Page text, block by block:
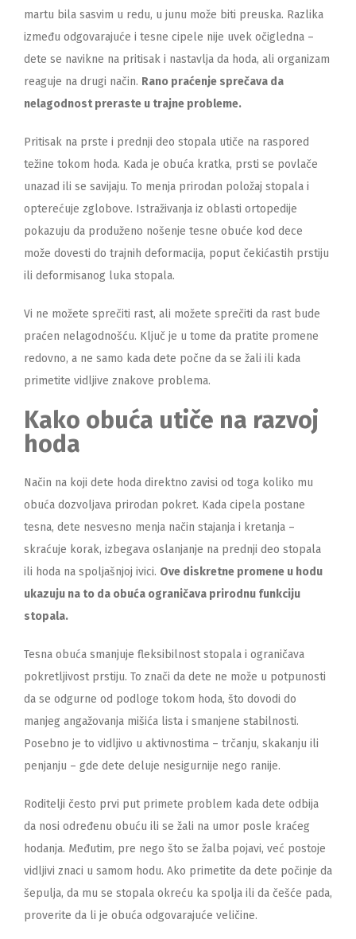
martu bila sasvim u redu, u junu može biti preuska. Razlika
između odgovarajuće i tesne cipele nije uvek očigledna –
dete se navikne na pritisak i nastavlja da hoda, ali organizam
reaguje na drugi način. Rano praćenje sprečava da
nelagodnost preraste u trajne probleme.
Pritisak na prste i prednji deo stopala utiče na raspored
težine tokom hoda. Kada je obuća kratka, prsti se povlače
unazad ili se savijaju. To menja prirodan položaj stopala i
opterećuje zglobove. Istraživanja iz oblasti ortopedije
pokazuju da produženo nošenje tesne obuće kod dece
može dovesti do trajnih deformacija, poput čekićastih prstiju
ili deformisanog luka stopala.
Vi ne možete sprečiti rast, ali možete sprečiti da rast bude
praćen nelagodnošću. Ključ je u tome da pratite promene
redovno, a ne samo kada dete počne da se žali ili kada
primetite vidljive znakove problema.
Kako obuća utiče na razvoj
hoda
Način na koji dete hoda direktno zavisi od toga koliko mu
obuća dozvoljava prirodan pokret. Kada cipela postane
tesna, dete nesvesno menja način stajanja i kretanja –
skraćuje korak, izbegava oslanjanje na prednji deo stopala
ili hoda na spoljašnjoj ivici. Ove diskretne promene u hodu
ukazuju na to da obuća ograničava prirodnu funkciju
stopala.
Tesna obuća smanjuje fleksibilnost stopala i ograničava
pokretljivost prstiju. To znači da dete ne može u potpunosti
da se odgurne od podloge tokom hoda, što dovodi do
manjeg angažovanja mišića lista i smanjene stabilnosti.
Posebno je to vidljivo u aktivnostima – trčanju, skakanju ili
penjanju – gde dete deluje nesigurnije nego ranije.
Roditelji često prvi put primete problem kada dete odbija
da nosi određenu obuću ili se žali na umor posle kraćeg
hodanja. Međutim, pre nego što se žalba pojavi, već postoje
vidljivi znaci u samom hodu. Ako primetite da dete počinje da
šepulja, da mu se stopala okreću ka spolja ili da češće pada,
proverite da li je obuća odgovarajuće veličine.